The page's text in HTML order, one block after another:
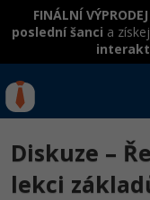
FINÁLNÍ
poslední šanci a
hrazené
Přihlásit se|
Diskuze –
lekci